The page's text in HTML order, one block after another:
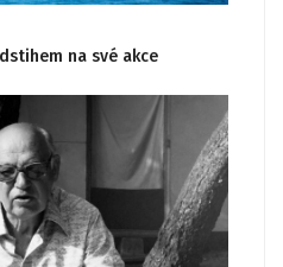
na své akce